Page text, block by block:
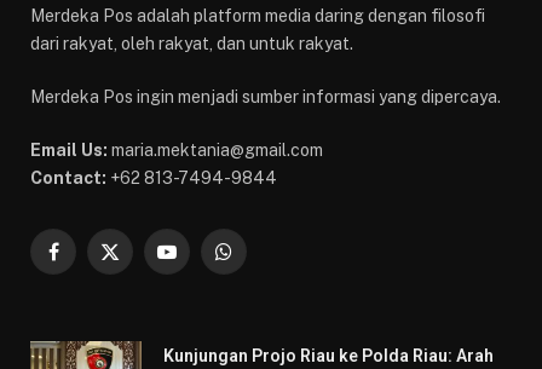
Merdeka Pos adalah platform media daring dengan filosofi
dari rakyat, oleh rakyat, dan untuk rakyat.
Merdeka Pos ingin menjadi sumber informasi yang dipercaya.
Email Us: maria.mektania@gmail.com
Contact: +62 813-7494-9844
Facebook
X
YouTubeWhatsApp
Kunjungan Projo Riau ke Polda Riau: Arah